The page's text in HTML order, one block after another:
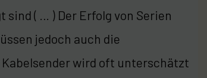
( … ) Der Erfolg von Serien
jedoch auch die
wird oft unterschätzt